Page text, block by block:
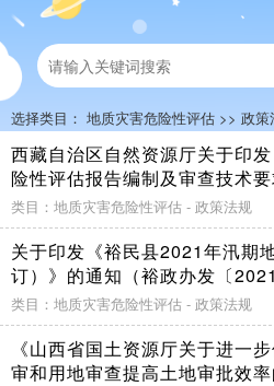
选择类目： 地质灾害危险性评估 >> 政策
西藏自治区自然资源厅关于印
险性评估报告编制及审查技术
类目：地质灾害危险性评估 - 政策法规
关于印发《裕民县2021年汛期地质灾
订）》的通知（裕政办发〔
类目：地质灾害危险性评估 - 政策法规
《山西省国土资源厅关于进一
审和用地审查提高土地审批效率